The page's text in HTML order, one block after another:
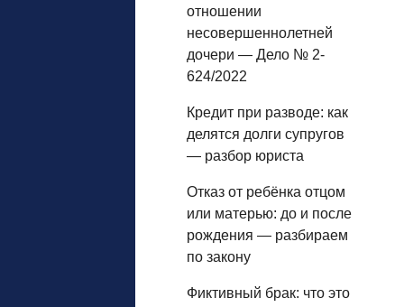
отношении
несовершеннолетней
дочери — Дело № 2-
624/2022
Кредит при разводе: как
делятся долги супругов
— разбор юриста
Отказ от ребёнка отцом
или матерью: до и после
рождения — разбираем
по закону
Фиктивный брак: что это